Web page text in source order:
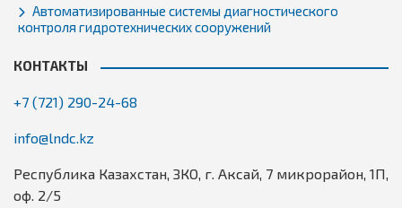
Автоматизированные системы диагностического
контроля гидротехнических сооружений
КОНТАКТЫ
+7 (721) 290-24-68
info@lndc.kz
Республика Казахстан, ЗКО, г. Аксай, 7 микрорайон, 1П,
оф. 2/5